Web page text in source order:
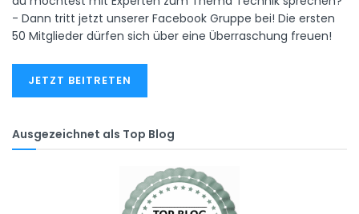
- Dann tritt jetzt unserer Facebook Gruppe bei! Die ersten
50 Mitglieder dürfen sich über eine Überraschung freuen!
JETZT BEITRETEN
Ausgezeichnet als Top Blog